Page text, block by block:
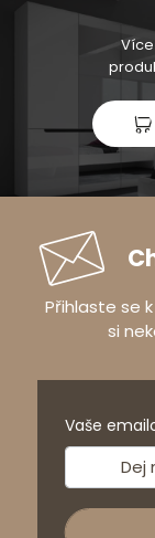
Přihlaste se
si
Vaše